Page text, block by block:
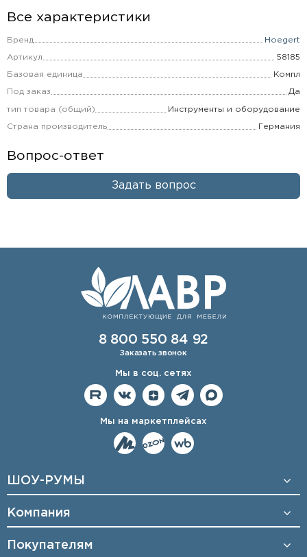
Все характеристики
Бренд Hoegert
Артикул 58185
Базовая единица Компл
Под заказ Да
тип товара (общий) Инструменты и оборудование
Страна производитель Германия
Вопрос-ответ
Задать вопрос
8 800 550 84 92
Заказать звонок
Мы в соц. сетях
Мы на маркетплейсах
ШОУ-РУМЫ
Компания
Покупателям